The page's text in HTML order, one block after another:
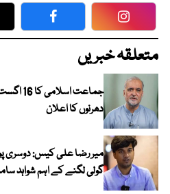
Facebook
متعلقہ خبریں
جماعت
دھرنوں کا اعلان
میر رضا علی کیس: دوسری
گولی لگنے کے اہم شواہد